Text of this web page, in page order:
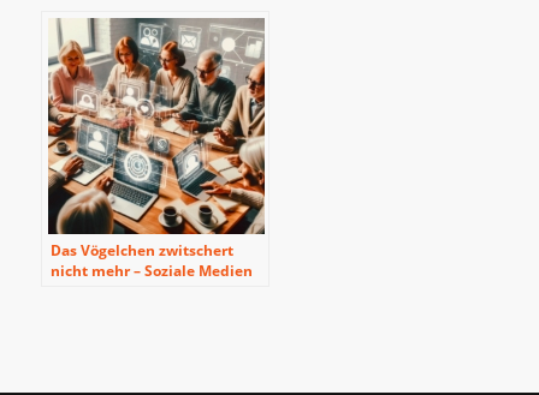
Das Vögelchen zwitschert
nicht mehr – Soziale Medien